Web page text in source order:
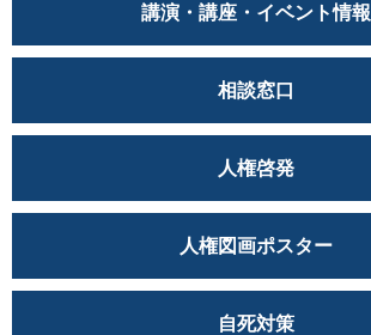
講演・講座・イベント情報
相談窓口
人権啓発
人権図画ポスター
自死対策